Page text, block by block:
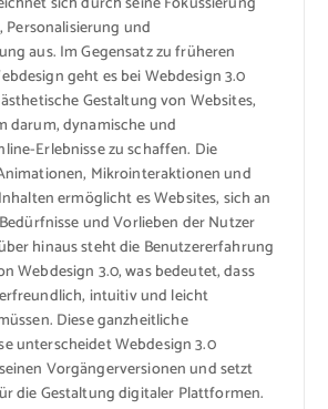
und
aus. Im Gegensatz zu früheren
geht es bei Webdesign 3.0
Gestaltung von Websites,
darum, dynamische und
Erlebnisse zu schaffen. Die
Mikrointeraktionen und
ermöglicht es Websites, sich an
und Vorlieben der Nutzer
hinaus steht die Benutzererfahrung
Webdesign 3.0, was bedeutet, dass
intuitiv und leicht
Diese ganzheitliche
unterscheidet Webdesign 3.0
Vorgängerversionen und setzt
die Gestaltung digitaler Plattformen.